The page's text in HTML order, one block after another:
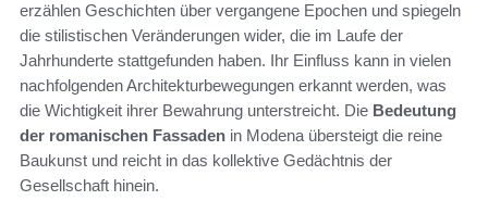
erzählen Geschichten über vergangene Epochen und spiegeln
die stilistischen Veränderungen wider, die im Laufe der
Jahrhunderte stattgefunden haben. Ihr Einfluss kann in vielen
nachfolgenden Architekturbewegungen erkannt werden, was
die Wichtigkeit ihrer Bewahrung unterstreicht. Die Bedeutung
der romanischen Fassaden in Modena übersteigt die reine
Baukunst und reicht in das kollektive Gedächtnis der
Gesellschaft hinein.